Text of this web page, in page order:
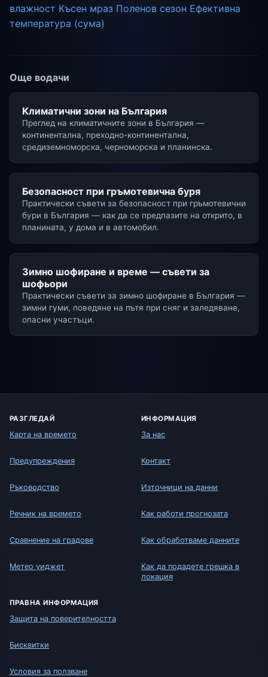
влажност Късен мраз Поленов сезон Ефективна
температура (сума)
Още водачи
Климатични зони на България
Преглед на климатичните зони в България —
континентална, преходно-континентална,
средиземноморска, черноморска и планинска.
Безопасност при гръмотевична буря
Практически съвети за безопасност при гръмотевични
бури в България — как да се предпазите на открито, в
планината, у дома и в автомобил.
Зимно шофиране и време — съвети за
шофьори
Практически съвети за зимно шофиране в България —
зимни гуми, поведяне на пътя при сняг и заледяване,
опасни участъци.
РАЗГЛЕДАЙ
Карта на времето
Предупреждения
Ръководство
Речник на времето
Сравнение на градове
Метео уиджет
ИНФОРМАЦИЯ
За нас
Контакт
Източници на данни
Как работи прогнозата
Как обработваме данните
Как да подадете грешка в
локация
ПРАВНА ИНФОРМАЦИЯ
Защита на поверителността
Бисквитки
Условия за ползване